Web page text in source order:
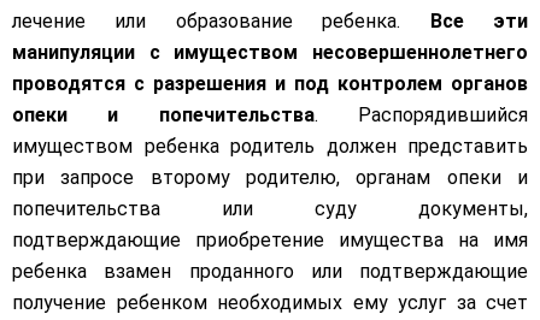
лечение или образование ребенка. Все эти
манипуляции с имуществом несовершеннолетнего
проводятся с разрешения и под контролем органов
опеки и попечительства. Распорядившийся
имуществом ребенка родитель должен представить
при запросе второму родителю, органам опеки и
попечительства или суду документы,
подтверждающие приобретение имущества на имя
ребенка взамен проданного или подтверждающие
получение ребенком необходимых ему услуг за счет